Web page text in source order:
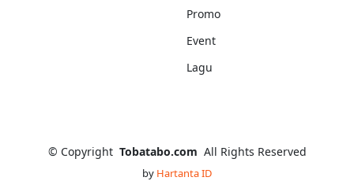
Promo
Event
Lagu
© Copyright Tobatabo.com All Rights Reserved
by Hartanta ID